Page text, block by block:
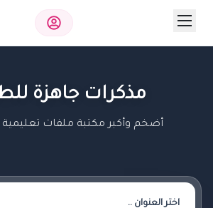
مذكرات جاهزة
أضخم وأكبر مكتبة ملفات تعليمية